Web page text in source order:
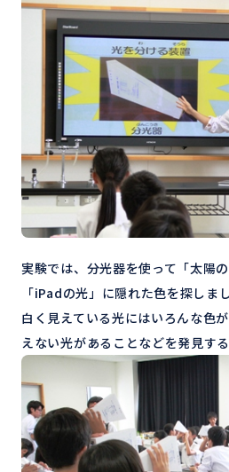
実験では、分光器を使って「太陽
「iPadの光」に隠れた色を探しまし
白く見えている光にはいろんな色
えない光があることなどを発見す